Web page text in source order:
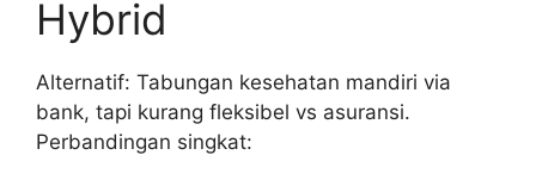
Hybrid
Alternatif: Tabungan kesehatan mandiri via
bank, tapi kurang fleksibel vs asuransi.
Perbandingan singkat: